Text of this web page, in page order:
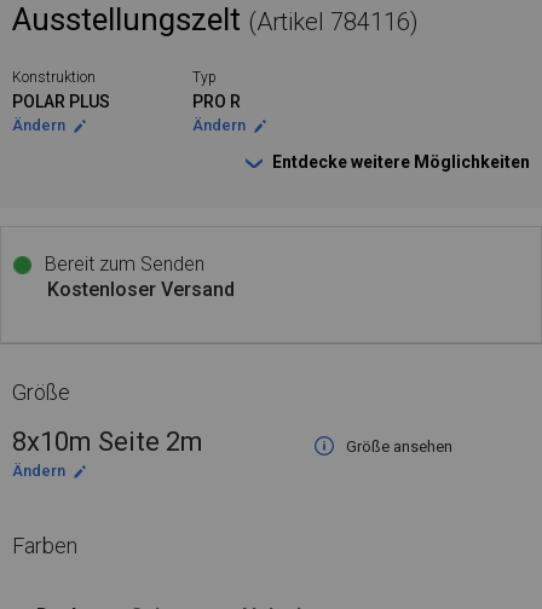
Ausstellungszelt (Artikel 784116)
Konstruktion
POLAR PLUS
Ändern
Typ
PRO R
Ändern
Entdecke weitere Möglichkeiten
Bereit zum Senden
Kostenloser Versand
Größe
8x10m Seite 2m
Größe ansehen
Ändern
Farben